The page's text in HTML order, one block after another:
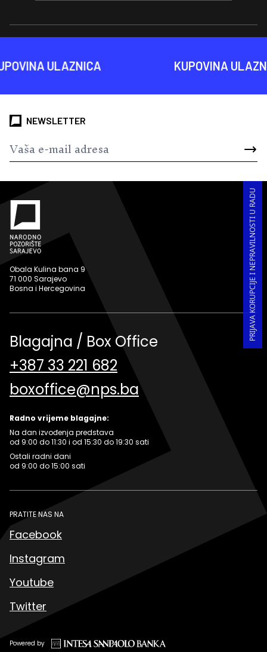
ULAZNICA KUPOVINA
NEWSLETTER
PRIJAVA KORUPCIJE I NEPRAVILNOSTI U RADU
Obala Kulina bana 9
71 000 Sarajevo
Bosna i Hercegovina
Blagajna / Box Office
+387 33 221 682
boxoffice@nps.ba
Radno vrijeme blagajne:
Na dan izvođenja predstava
od 9:00 do 11:30 i od 15:30 do 19:30 sati
Ostali radni dani
od 9:00 do 15:00 sati
PRATITE NAS NA
Facebook
Instagram
Youtube
Twitter
Powered by